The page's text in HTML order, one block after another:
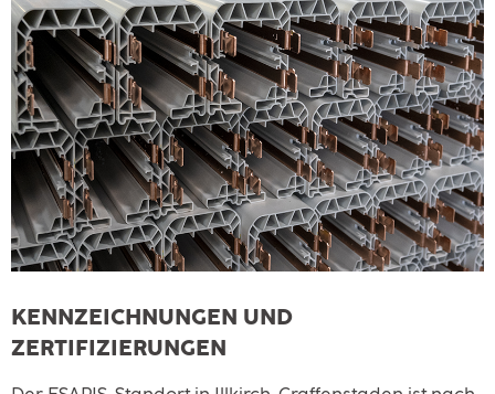
KENNZEICHNUNGEN UND
ZERTIFIZIERUNGEN